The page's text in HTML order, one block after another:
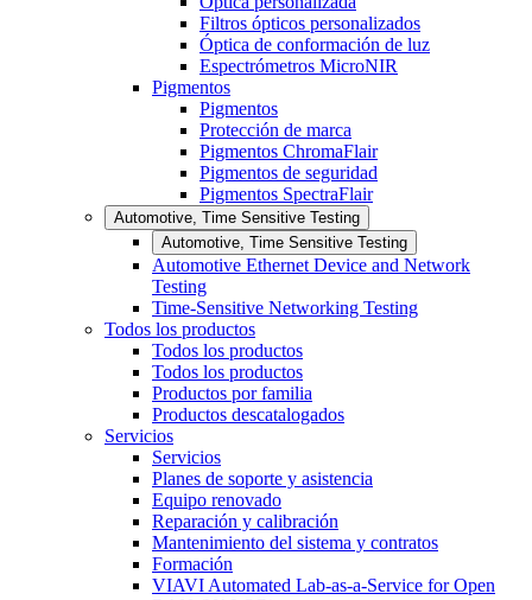
Filtros ópticos personalizados
Óptica de conformación de luz
Espectrómetros MicroNIR
Pigmentos
Pigmentos
Protección de marca
Pigmentos ChromaFlair
Pigmentos de seguridad
Pigmentos SpectraFlair
Automotive, Time Sensitive Testing
Automotive, Time Sensitive Testing
Automotive Ethernet Device and Network
Testing
Time-Sensitive Networking Testing
Todos los productos
Todos los productos
Todos los productos
Productos por familia
Productos descatalogados
Servicios
Servicios
Planes de soporte y asistencia
Equipo renovado
Reparación y calibración
Mantenimiento del sistema y contratos
Formación
VIAVI Automated Lab-as-a-Service for Open